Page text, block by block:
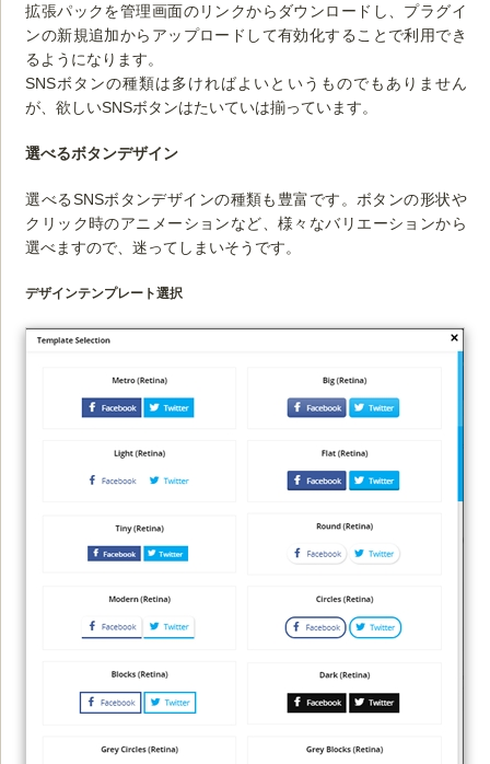
拡張パックを管理画面のリンクからダウンロードし、プラグイ
ンの新規追加からアップロードして有効化することで利用でき
るようになります。
SNSボタンの種類は多ければよいというものでもありません
が、欲しいSNSボタンはたいていは揃っています。
選べるボタンデザイン
選べるSNSボタンデザインの種類も豊富です。ボタンの形状や
クリック時のアニメーションなど、様々なバリエーションから
選べますので、迷ってしまいそうです。
デザインテンプレート選択